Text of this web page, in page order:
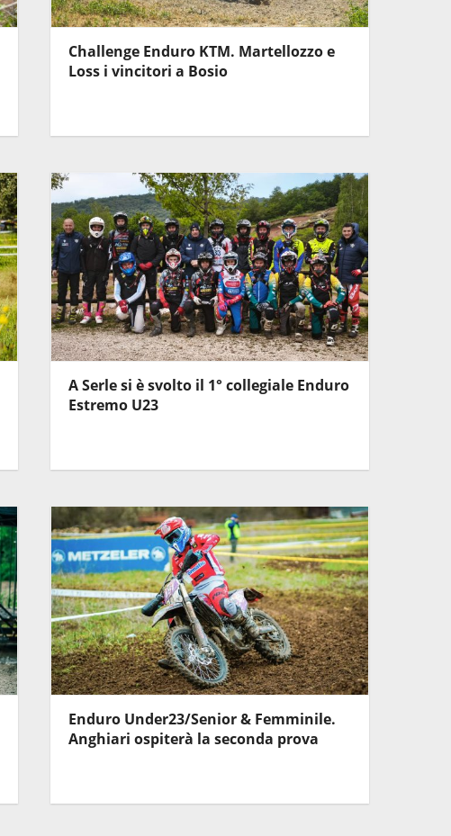
Challenge Enduro KTM. Martellozzo e
Loss i vincitori a Bosio
A Serle si è svolto il 1° collegiale Enduro
Estremo U23
Enduro Under23/Senior & Femminile.
Anghiari ospiterà la seconda prova